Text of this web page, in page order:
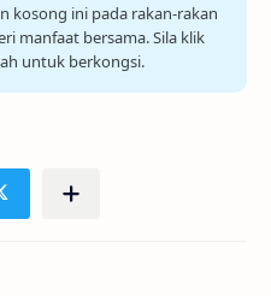
kosong ini pada rakan-rakan
manfaat bersama. Sila klik
untuk berkongsi.